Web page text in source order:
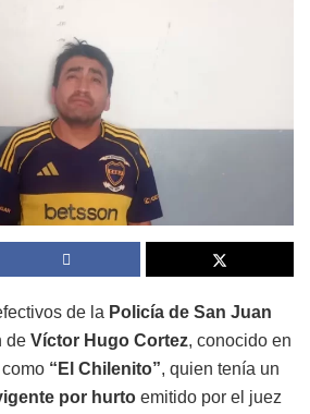
de la Policía de San Juan
de Víctor Hugo Cortez, conocido en
“El Chilenito”, quien tenía un
por hurto emitido por el juez